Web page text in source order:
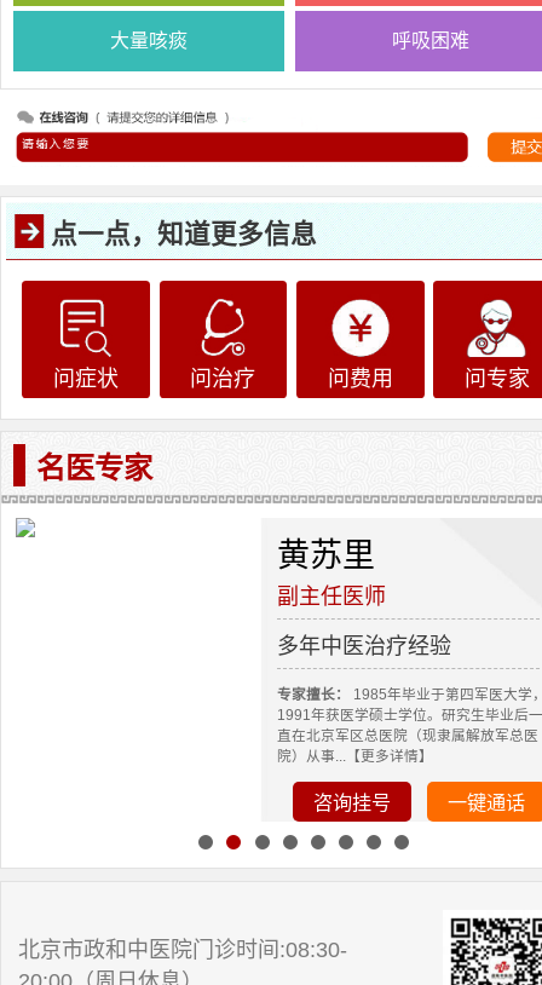
呼吸困难
大量咳痰
点一点，知道更多信息
问症状 问治疗 问费用 问专家
名医专家
黄苏里
副主任医师
多年中医治疗经验
专家擅长：
1985年毕业于第四军医大学
1991年获医学硕士学位。研究生毕业后一
直在北京军区总医院（现隶属解放军总医
院）从事...【更多详情】
咨询挂号 一键通话
北京市政和中医院门诊时间:08:30-